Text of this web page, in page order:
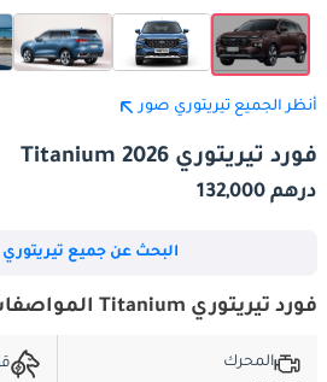
أنظر الجميع تيريتوري صور
فورد تيريتوري Titanium 2026
درهم 132,000
البحث عن جميع تيريتوري
فورد تيريتوري Titanium المواصفات الأساسية
المحرك